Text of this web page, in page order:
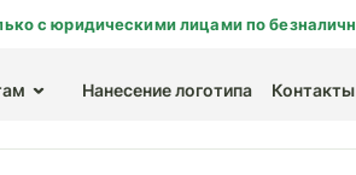
с юридическими лицами по
Нанесение логотипа Контакты